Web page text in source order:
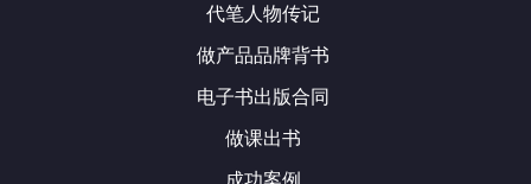
代笔人物传记
做产品品牌背书
电子书出版合同
做课出书
成功案例